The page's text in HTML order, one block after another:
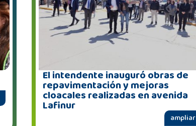
El intendente inauguró obras de
repavimentación y mejoras
cloacales realizadas en avenida
Lafinur
ampliar